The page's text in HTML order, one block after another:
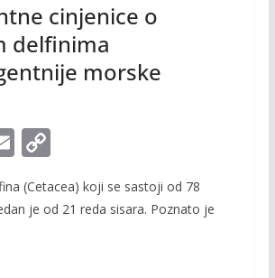
cinjenice o
delfinima
morske
E
ai
C
p
(Cetacea) koji se sastoji od 78
je od 21 reda sisara. Poznato je